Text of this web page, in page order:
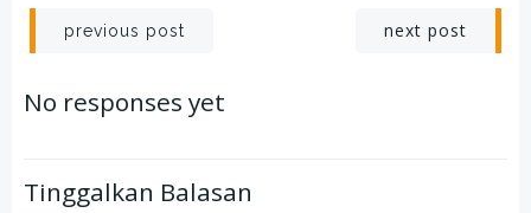
Post
navigation
previous post next post
No responses yet
Tinggalkan Balasan